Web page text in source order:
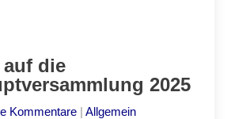
die
2025
Kommentare | Allgemein